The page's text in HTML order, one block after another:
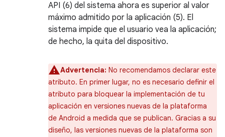
API (6) del sistema ahora es superior al valor
máximo admitido por la aplicación (5). El
sistema impide que el usuario vea la aplicación;
de hecho, la quita del dispositivo.
Advertencia: No recomendamos declarar este
atributo. En primer lugar, no es necesario definir el
atributo para bloquear la implementación de tu
aplicación en versiones nuevas de la plataforma
de Android a medida que se publican. Gracias a su
diseño, las versiones nuevas de la plataforma son